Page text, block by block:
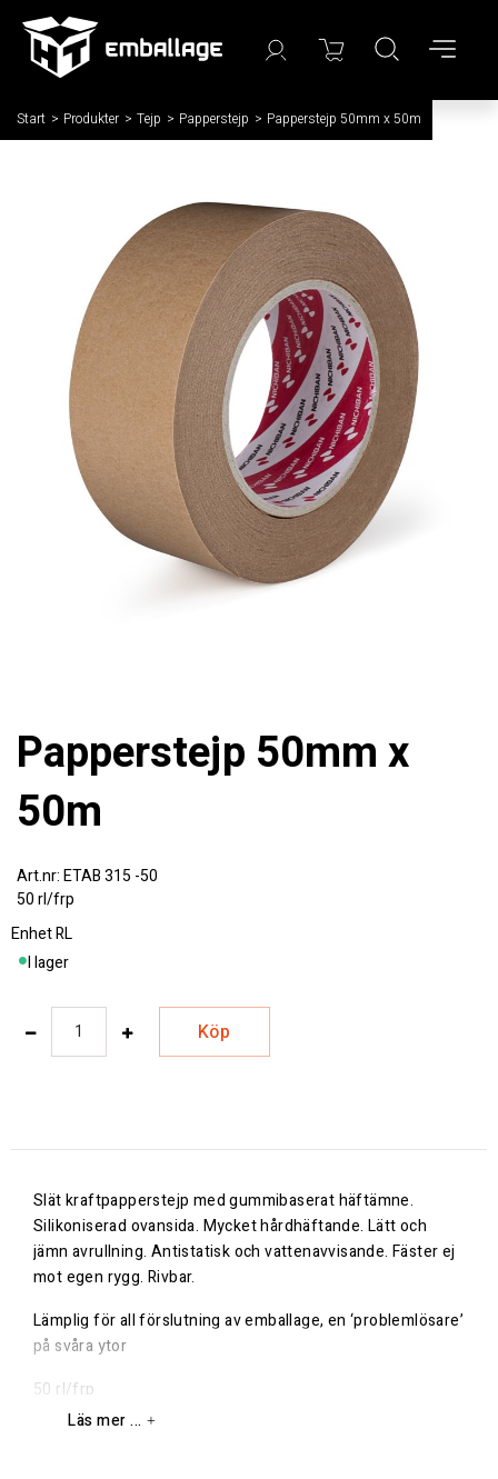
Start / Produkter / Tejp / Papperstejp / Papperstejp 50mm x 50m
Papperstejp 50mm x
50m
ETAB 315 -50
50 rl/frp
EnhetRL
I lager
Köp
Slät kraftpapperstejp med gummibaserat häftämne.
Silikoniserad ovansida. Mycket hårdhäftande. Lätt och
jämn avrullning. Antistatisk och vattenavvisande. Fäster ej
mot egen rygg. Rivbar.
Lämplig för all förslutning av emballage, en ‘problemlösare’
på svåra ytor
50 rl/frp
Finns även i bredder om 25mm, 38mm, 75mm samt
Läs mer ...